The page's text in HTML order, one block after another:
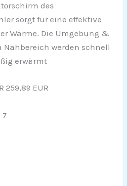
des
sorgt für eine effektive
Wärme. Die Umgebung &
Nahbereich werden schnell
erwärmt
259,89 EUR
7